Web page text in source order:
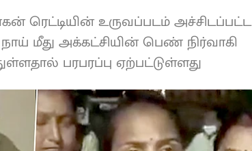
ரெட்டியின் உருவப்படம் அச்சிடப்பட்ட
நாய் மீது அக்கட்சியின் பெண் நிர்வாகி
பரபரப்பு ஏற்பட்டுள்ளது